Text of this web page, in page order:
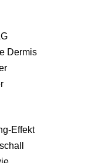
Dermis
Effekt